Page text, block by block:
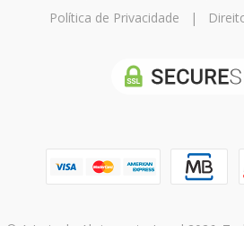
Política de Privacidade |